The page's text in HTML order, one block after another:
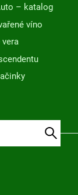
– katalog
víno